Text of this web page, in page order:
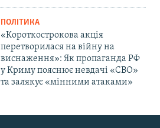
ПОЛІТИКА
«Короткострокова акція
перетворилася на війну на
виснаження»: Як пропаганда РФ
у Криму пояснює невдачі «СВО»
та залякує «мінними атаками»